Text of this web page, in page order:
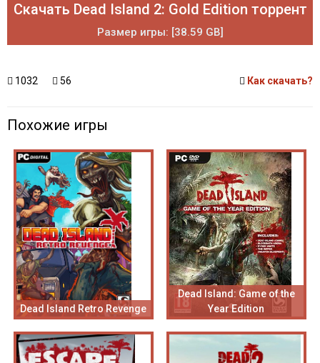
Скачать Dead Island 2: Gold Edition торрент
Размер игры: [38.59 GB]
1032 56 Как скачать?
Похожие игры
Dead Island Retro Revenge
Dead Island: Game of the
Year Edition